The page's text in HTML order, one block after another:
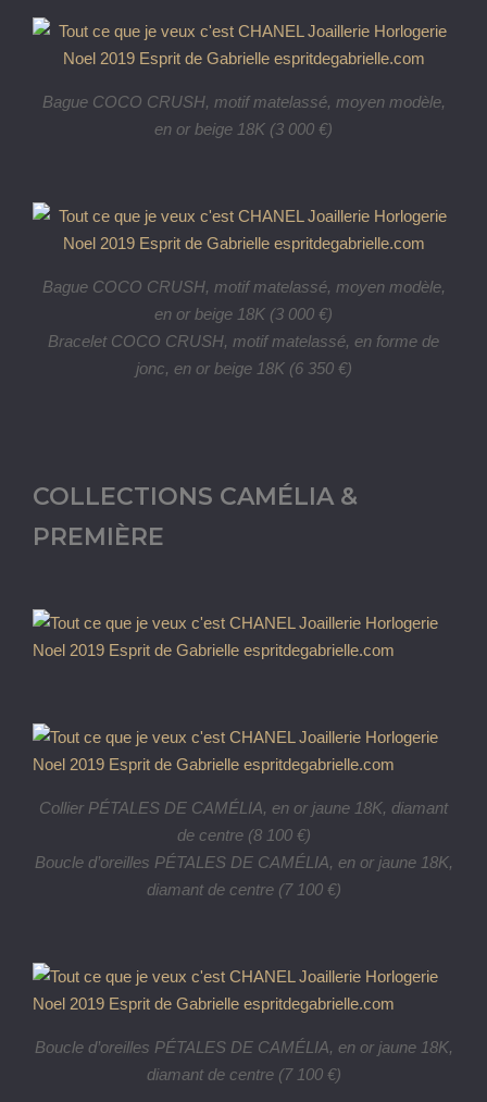
Bague COCO CRUSH, motif matelassé, moyen modèle,
en or beige 18K (3 000 €)
Bague COCO CRUSH, motif matelassé, moyen modèle,
en or beige 18K (3 000 €)
Bracelet COCO CRUSH, motif matelassé, en forme de
jonc, en or beige 18K (6 350 €)
COLLECTIONS CAMÉLIA &
PREMIÈRE
Collier PÉTALES DE CAMÉLIA, en or jaune 18K, diamant
de centre (8 100 €)
Boucle d’oreilles PÉTALES DE CAMÉLIA, en or jaune 18K,
diamant de centre (7 100 €)
Boucle d’oreilles PÉTALES DE CAMÉLIA, en or jaune 18K,
diamant de centre (7 100 €)